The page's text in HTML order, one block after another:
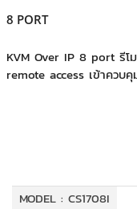
KVM
CONNECTIVITY
SUPPORT
8 PORT
KVM Over IP 8 port รีโ
remote access เข้าควบคุ
MODEL : CS1708I